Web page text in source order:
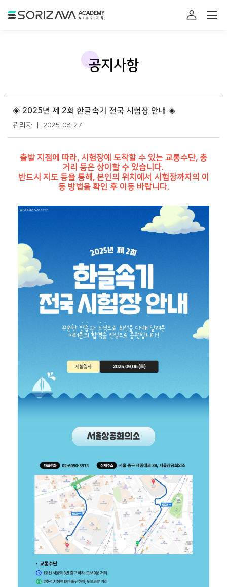
로그인
공지사항
◈ 2025년 제 2회 한글속기 전국 시험장 안내 ◈
관리자 2025-08-27
출발 지점에 따라, 시험장에 도착할 수 있는 교통수단, 총
거리 등은 상이할 수 있습니다.
반드시 지도 등을 통해, 본인의 위치에서 시험장까지의 이
동 방법을 확인 후 이동 바랍니다.